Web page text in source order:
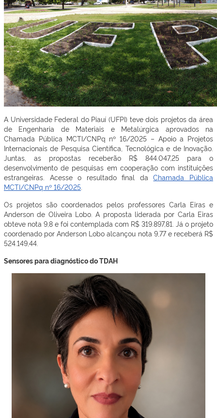
A Universidade Federal do Piauí (UFPI) teve dois projetos da área
de Engenharia de Materiais e Metalúrgica aprovados na
Chamada Pública MCTI/CNPq nº 16/2025 – Apoio a Projetos
Internacionais de Pesquisa Científica, Tecnológica e de Inovação.
Juntas, as propostas receberão R$ 844.047,25 para o
desenvolvimento de pesquisas em cooperação com instituições
estrangeiras. Acesse o resultado final daChamada Pública
MCTI/CNPq nº 16/2025
Os projetos são coordenados pelos professores Carla Eiras e
Anderson de Oliveira Lobo. A proposta liderada por Carla Eiras
obteve nota 9,8 e foi contemplada com R$ 319.897,81. Já o projeto
coordenado por Anderson Lobo alcançou nota 9,77 e receberá R$
524.149,44.
Sensores para diagnóstico do TDAH